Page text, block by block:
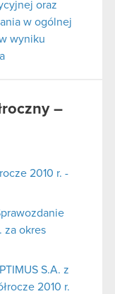
oraz
w ogólnej
wyniku
–
2010 r. -
za okres
S.A. z
2010 r.